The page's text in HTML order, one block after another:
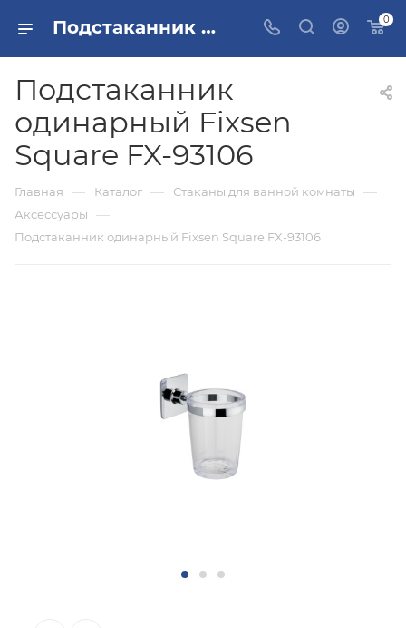
Подстаканник одинарный Fixsen Square FX-93106 купить в Москве 0
Подстаканник
одинарный Fixsen
Square FX-93106
Главная — Каталог — Стаканы для ванной комнаты —
Аксессуары —
Подстаканник одинарный Fixsen Square FX-93106